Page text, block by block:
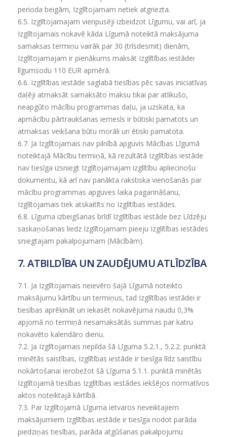
perioda beigām, Izglītojamam netiek atgriezta.
6.5. Izglītojamajam vienpusēji izbeidzot Līgumu, vai arī, ja
Izglītojamais nokavē kāda Līgumā noteiktā maksājuma
samaksas termiņu vairāk par 30 (trīsdesmit) dienām,
Izglītojamajam ir pienākums maksāt Izglītības iestādei
līgumsodu 110 EUR apmērā.
6.6. Izglītības iestāde saglabā tiesības pēc savas iniciatīvas
daļēji atmaksāt samaksāto maksu tikai par atlikušo,
neapgūto mācību programmas daļu, ja uzskata, ka
apmācību pārtraukšanas iemesls ir būtiski pamatots un
atmaksas veikšana būtu morāli un ētiski pamatota.
6.7. Ja Izglītojamais nav pilnībā apguvis Mācības Līgumā
noteiktajā Mācību termiņā, kā rezultātā Izglītības iestāde
nav tiesīga izsniegt Izglītojamajam izglītību apliecinošu
dokumentu, kā arī nav panākta rakstiska vienošanās par
mācību programmas apguves laika pagarināšanu,
Izglītojamais tiek atskaitīts no Izglītības iestādes.
6.8. Līguma izbeigšanas brīdī Izglītības iestāde bez Līdzēju
saskaņošanas liedz Izglītojamam pieeju Izglītības iestādes
sniegtajam pakalpojumam (Mācībām).
7. ATBILDĪBA UN ZAUDĒJUMU ATLĪDZĪBA
7.1. Ja Izglītojamais neievēro šajā Līgumā noteikto
maksājumu kārtību un termiņus, tad Izglītības iestādei ir
tiesības aprēķināt un iekasēt nokavējuma naudu 0,3%
apjomā no termiņā nesamaksātās summas par katru
nokavēto kalendāro dienu.
7.2. Ja Izglītojamais nepilda šā Līguma 5.2.1., 5.2.2. punktā
minētās saistības, Izglītības iestāde ir tiesīga līdz saistību
nokārtošanai ierobežot šā Līguma 5.1.1. punktā minētās
Izglītojamā tiesības Izglītības iestādes iekšējos normatīvos
aktos noteiktajā kārtībā.
7.3. Par Izglītojamā Līguma ietvaros neveiktajiem
maksājumiem Izglītības iestāde ir tiesīga nodot parāda
piedziņas tiesības, parāda atgūšanas pakalpojumu